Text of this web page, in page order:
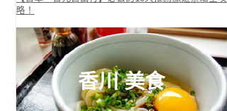
略！
香川 美食